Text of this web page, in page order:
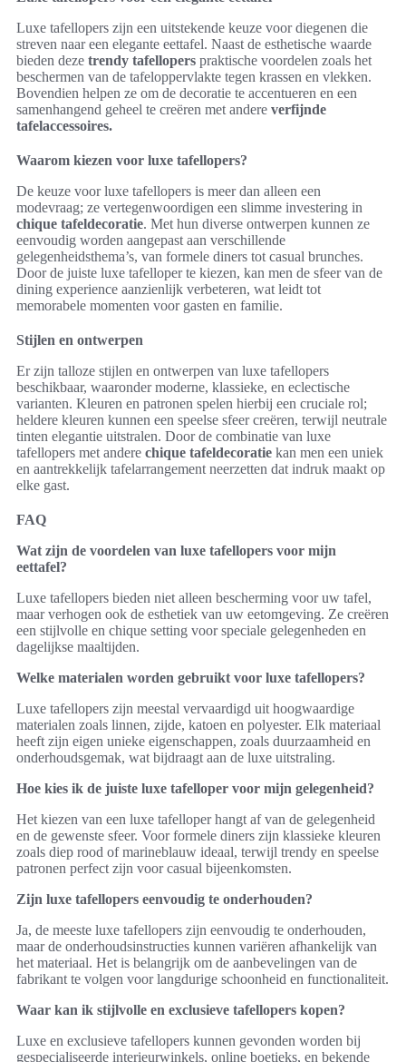
Luxe tafellopers zijn een uitstekende keuze voor diegenen die
streven naar een elegante eettafel. Naast de esthetische waarde
bieden deze trendy tafellopers praktische voordelen zoals het
beschermen van de tafeloppervlakte tegen krassen en vlekken.
Bovendien helpen ze om de decoratie te accentueren en een
samenhangend geheel te creëren met andere verfijnde
tafelaccessoires.
Waarom kiezen voor luxe tafellopers?
De keuze voor luxe tafellopers is meer dan alleen een
modevraag; ze vertegenwoordigen een slimme investering in
chique tafeldecoratie. Met hun diverse ontwerpen kunnen ze
eenvoudig worden aangepast aan verschillende
gelegenheidsthema’s, van formele diners tot casual brunches.
Door de juiste luxe tafelloper te kiezen, kan men de sfeer van de
dining experience aanzienlijk verbeteren, wat leidt tot
memorabele momenten voor gasten en familie.
Stijlen en ontwerpen
Er zijn talloze stijlen en ontwerpen van luxe tafellopers
beschikbaar, waaronder moderne, klassieke, en eclectische
varianten. Kleuren en patronen spelen hierbij een cruciale rol;
heldere kleuren kunnen een speelse sfeer creëren, terwijl neutrale
tinten elegantie uitstralen. Door de combinatie van luxe
tafellopers met andere chique tafeldecoratie kan men een uniek
en aantrekkelijk tafelarrangement neerzetten dat indruk maakt op
elke gast.
FAQ
Wat zijn de voordelen van luxe tafellopers voor mijn
eettafel?
Luxe tafellopers bieden niet alleen bescherming voor uw tafel,
maar verhogen ook de esthetiek van uw eetomgeving. Ze creëren
een stijlvolle en chique setting voor speciale gelegenheden en
dagelijkse maaltijden.
Welke materialen worden gebruikt voor luxe tafellopers?
Luxe tafellopers zijn meestal vervaardigd uit hoogwaardige
materialen zoals linnen, zijde, katoen en polyester. Elk materiaal
heeft zijn eigen unieke eigenschappen, zoals duurzaamheid en
onderhoudsgemak, wat bijdraagt aan de luxe uitstraling.
Hoe kies ik de juiste luxe tafelloper voor mijn gelegenheid?
Het kiezen van een luxe tafelloper hangt af van de gelegenheid
en de gewenste sfeer. Voor formele diners zijn klassieke kleuren
zoals diep rood of marineblauw ideaal, terwijl trendy en speelse
patronen perfect zijn voor casual bijeenkomsten.
Zijn luxe tafellopers eenvoudig te onderhouden?
Ja, de meeste luxe tafellopers zijn eenvoudig te onderhouden,
maar de onderhoudsinstructies kunnen variëren afhankelijk van
het materiaal. Het is belangrijk om de aanbevelingen van de
fabrikant te volgen voor langdurige schoonheid en functionaliteit.
Waar kan ik stijlvolle en exclusieve tafellopers kopen?
Luxe en exclusieve tafellopers kunnen gevonden worden bij
gespecialiseerde interieurwinkels, online boetieks, en bekende